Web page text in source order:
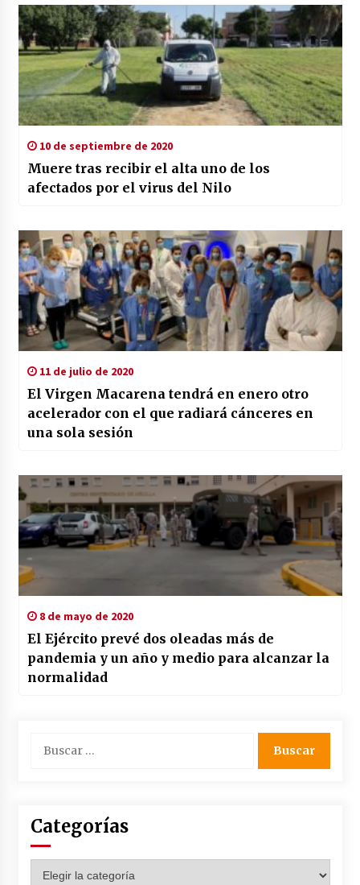
10 de septiembre de 2020
Muere tras recibir el alta uno de los
afectados por el virus del Nilo
11 de julio de 2020
El Virgen Macarena tendrá en enero otro
acelerador con el que radiará cánceres en
una sola sesión
8 de mayo de 2020
El Ejército prevé dos oleadas más de
pandemia y un año y medio para alcanzar la
normalidad
Categorías